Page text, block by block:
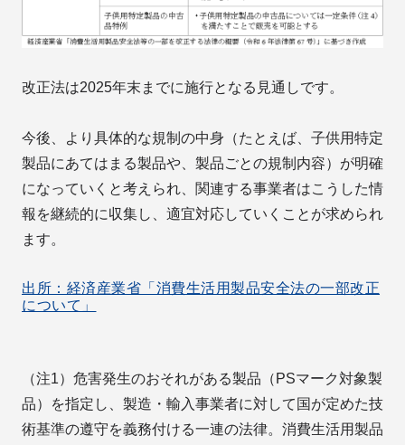
改正法は2025年末までに施行となる見通しです。
今後、より具体的な規制の中身（たとえば、子供用特定
製品にあてはまる製品や、製品ごとの規制内容）が明確
になっていくと考えられ、関連する事業者はこうした情
報を継続的に収集し、適宜対応していくことが求められ
ます。
出所：経済産業省「消費生活用製品安全法の一部改正
について」
（注1）危害発生のおそれがある製品（PSマーク対象製
品）を指定し、製造・輸入事業者に対して国が定めた技
術基準の遵守を義務付ける一連の法律。消費生活用製品